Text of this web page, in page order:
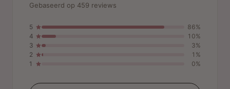
Gebaseerd op 459 reviews
5
86%
4
10%
3
3%
2
1%
1
0%